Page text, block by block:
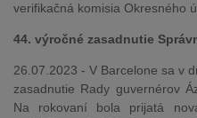
verifikačná komisia Okresného
44. výročné zasadnutie
26.07.2023 - V Barcelone sa v
zasadnutie Rady guvernérov
Na rokovaní bola prijatá